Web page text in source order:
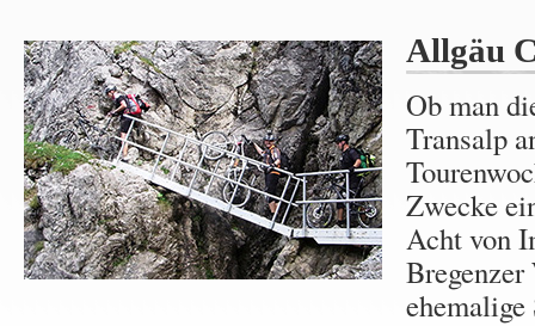
Allgäu
Ob man
Transalp
Zwecke
Acht von